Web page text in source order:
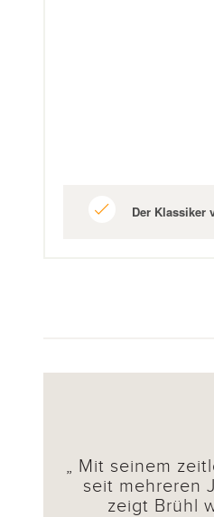
Der Klassiker
Mit seinem
seit mehreren
zeigt Brühl